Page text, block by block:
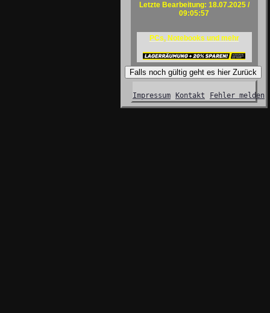
Letzte Bearbeitung: 18.07.2025 /
09:05:57
PCs, Notebooks und mehr
Falls noch gültig geht es hier Zurück
Impressum Kontakt Fehler melden